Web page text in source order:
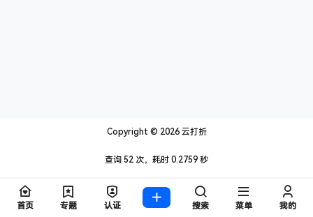
Copyright © 2026云打折
查询 52 次，耗时 0.2759 秒
首页 专题 认证 搜索 菜单 我的